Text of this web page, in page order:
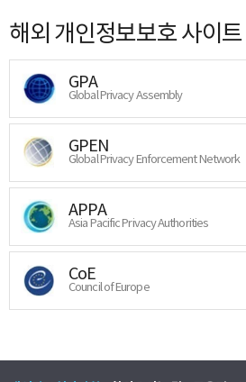
해외 개인정보보호 사이트
GPA
Global Privacy Assembly
GPEN
Global Privacy Enforcement Network
APPA
Asia Pacific Privacy Authorities
CoE
Council of Europe